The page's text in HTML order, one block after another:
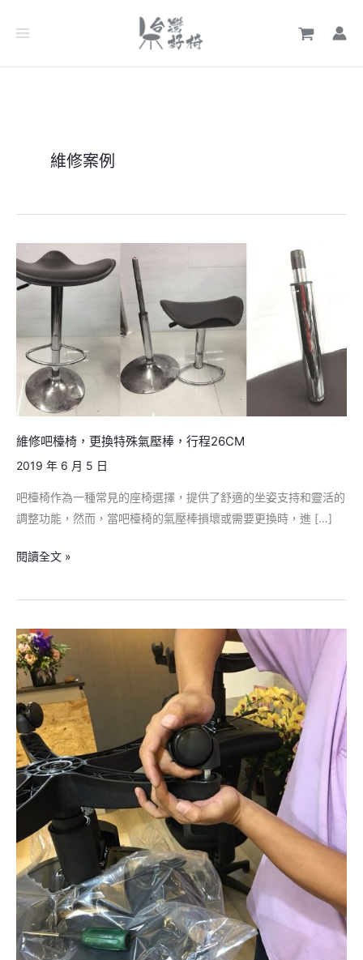
維修案例
維修吧檯椅，更換特殊氣壓棒，行程26CM
2019 年 6 月 5 日
吧檯椅作為一種常見的座椅選擇，提供了舒適的坐姿支持和靈活的
調整功能，然而，當吧檯椅的氣壓棒損壞或需要更換時，進 […]
修
吧
椅，
更
換
特
殊
氣
壓
行
程
閱讀全文 »
更
換
PU
椅
輪，
木
地
板
專